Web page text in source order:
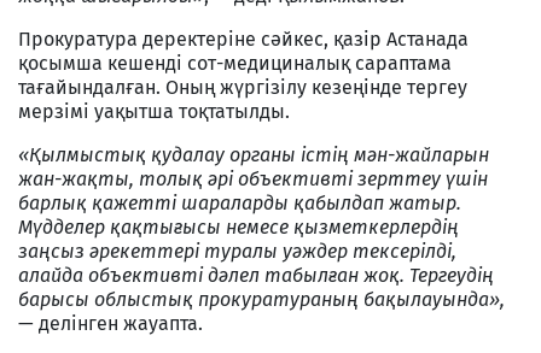
Прокуратура деректеріне сәйкес, қазір Астанада
қосымша кешенді сот-медициналық сараптама
тағайындалған. Оның жүргізілу кезеңінде тергеу
мерзімі уақытша тоқтатылды.
«Қылмыстық қудалау органы істің мән-жайларын
жан-жақты, толық әрі объективті зерттеу үшін
барлық қажетті шараларды қабылдап жатыр.
Мүдделер қақтығысы немесе қызметкерлердің
заңсыз әрекеттері туралы уәждер тексерілді,
алайда объективті дәлел табылған жоқ. Тергеудің
барысы облыстық прокуратураның бақылауында»,
— делінген жауапта.